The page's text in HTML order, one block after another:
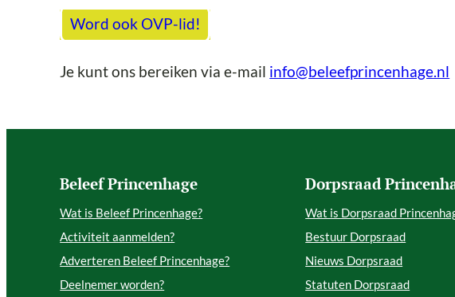
Word ook OVP-lid!
Je kunt ons bereiken via e-mail info@beleefprincenhage.nl
Beleef Princenhage
Wat is Beleef Princenhage?
Activiteit aanmelden?
Adverteren Beleef Princenhage?
Deelnemer worden?
Dorpsraad
Wat is Dorpsraad
Bestuur Dorpsraad
Nieuws Dorpsraad
Statuten Dorpsraad